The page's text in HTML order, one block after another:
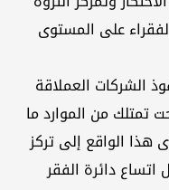
على المستوى
الشركات العملاقة
تمتلك من الموارد ما
هذا الواقع إلى تركز
دائرة الفقر